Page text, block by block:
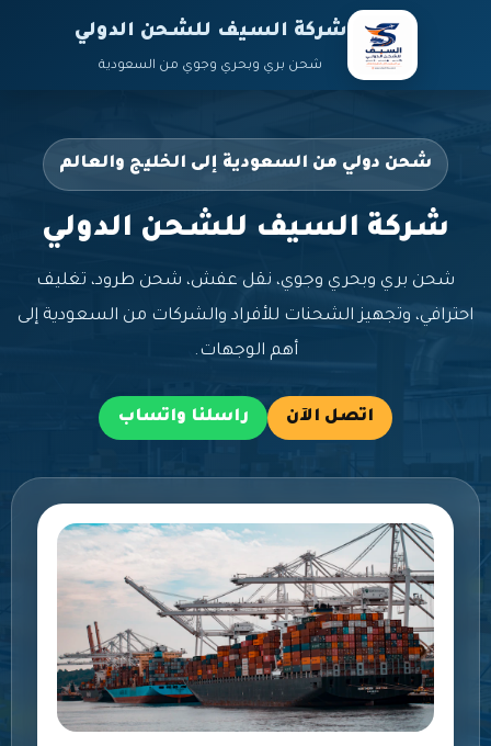
شركة السيف للشحن الدولي
شحن بري وبحري وجوي من السعودية
شحن دولي من السعودية إلى الخليج والعالم
شركة السيف للشحن الدولي
شحن بري وبحري وجوي، نقل عفش، شحن طرود، تغليف
احترافي، وتجهيز الشحنات للأفراد والشركات من السعودية إلى
أهم الوجهات.
اتصل الآن راسلنا واتساب